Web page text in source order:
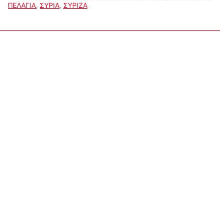
ΠΕΛΑΓΙΑ, ΣΥΡΙΑ, ΣΥΡΙΖΑ